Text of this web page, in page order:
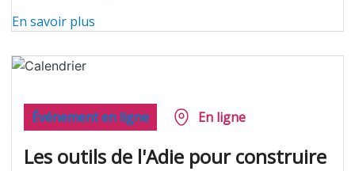
En savoir plus
Les outils de l'Adie pour construire
Événement en ligne En ligne